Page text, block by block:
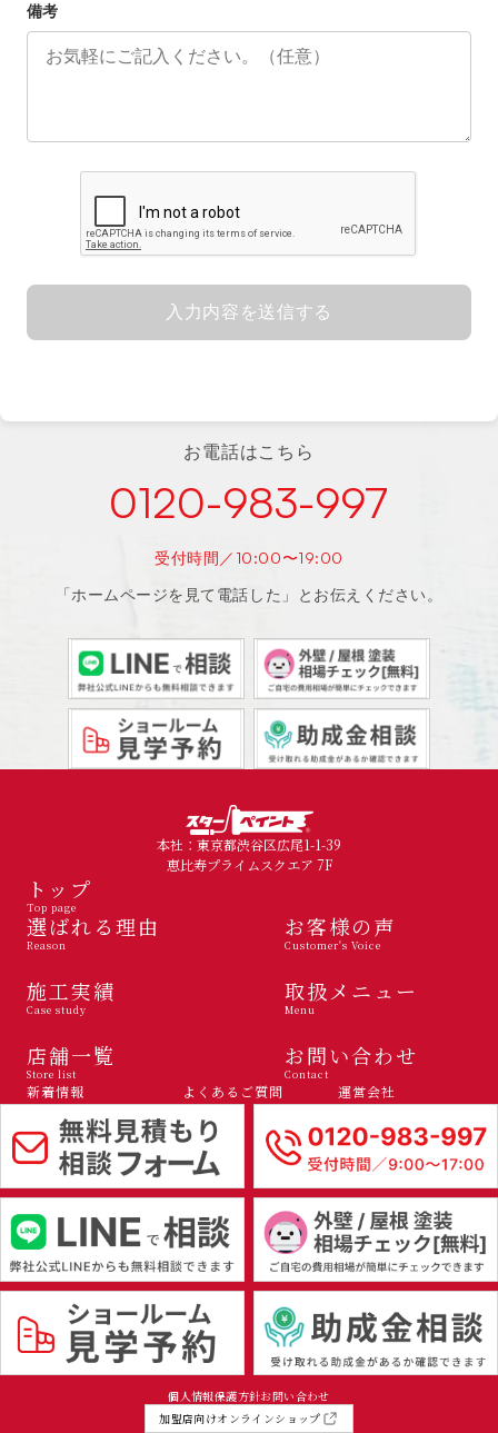
備考
入力内容を送信する
お電話はこちら
0120-983-997
受付時間／10:00〜19:00
「ホームページを見て電話した」とお伝えください。
本社：東京都渋谷区広尾1-1-39
恵比寿プライムスクエア 7F
トップ
Top page
選ばれる理由
Reason
お客様の声
Customer's Voice
施工実績
Case study
取扱メニュー
Menu
店舗一覧
Store list
お問い合わせ
Contact
新着情報 よくあるご質問 運営会社
加盟店向けオンラインショップ
個人情報保護方針お問い合わせ